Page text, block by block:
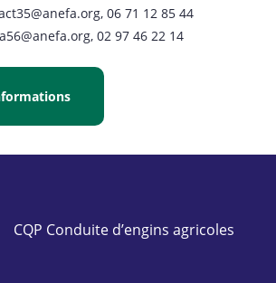
06 71 12 85 44
02 97 46 22 14
CQP Conduite d’engins agricoles